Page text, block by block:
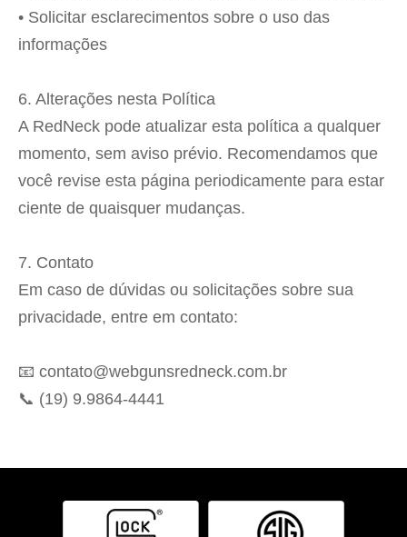
• Solicitar esclarecimentos sobre o uso das
informações
6. Alterações nesta Política
A RedNeck pode atualizar esta política a qualquer
momento, sem aviso prévio. Recomendamos que
você revise esta página periodicamente para estar
ciente de quaisquer mudanças.
7. Contato
Em caso de dúvidas ou solicitações sobre sua
privacidade, entre em contato:
📧 contato@webgunsredneck.com.br
📞 (19) 9.9864-4441